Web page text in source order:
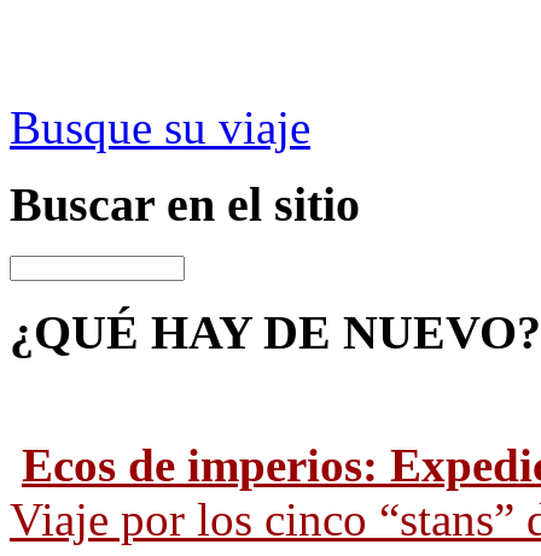
Busque su viaje
Buscar en el sitio
¿QUÉ HAYDE NUEVO?
Ecos de imperios:
Viaje por los cinco “stans”